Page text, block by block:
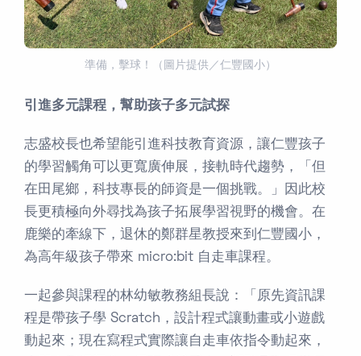
準備，擊球！（圖片提供／仁豐國小）
引進多元課程，幫助孩子多元試探
志盛校長也希望能引進科技教育資源，讓仁豐孩子
的學習觸角可以更寬廣伸展，接軌時代趨勢，「但
在田尾鄉，科技專長的師資是一個挑戰。」因此校
長更積極向外尋找為孩子拓展學習視野的機會。在
鹿樂的牽線下，退休的鄭群星教授來到仁豐國小，
為高年級孩子帶來 micro:bit 自走車課程。
一起參與課程的林幼敏教務組長說：「原先資訊課
程是帶孩子學 Scratch，設計程式讓動畫或小遊戲
動起來；現在寫程式實際讓自走車依指令動起來，